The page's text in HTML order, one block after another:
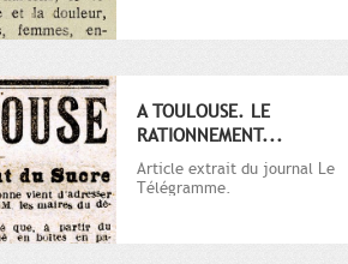
A TOULOUSE. LE
RATIONNEMENT...
Article extrait du journal Le
Télégramme.